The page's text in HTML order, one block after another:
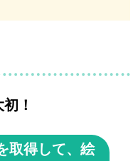
！
取得して、絵